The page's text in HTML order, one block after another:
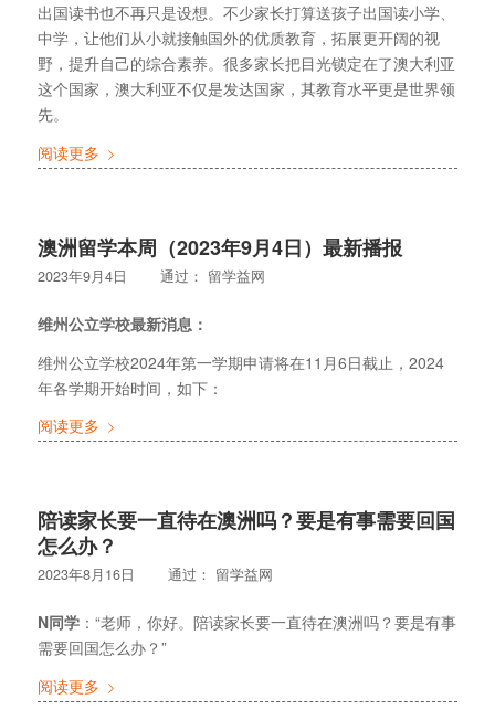
出国读书也不再只是设想。不少家长打算送孩子出国读小学、
中学，让他们从小就接触国外的优质教育，拓展更开阔的视
野，提升自己的综合素养。很多家长把目光锁定在了澳大利亚
这个国家，澳大利亚不仅是发达国家，其教育水平更是世界领
先。
阅读更多
澳洲留学本周（2023年9月4日）最新播报
2023年9月4日 通过： 留学益网
维州公立学校最新消息：
维州公立学校2024年第一学期申请将在11月6日截止，2024
年各学期开始时间，如下：
阅读更多
陪读家长要一直待在澳洲吗？要是有事需要回国
怎么办？
2023年8月16日 通过： 留学益网
N同学：“老师，你好。陪读家长要一直待在澳洲吗？要是有事
需要回国怎么办？”
阅读更多